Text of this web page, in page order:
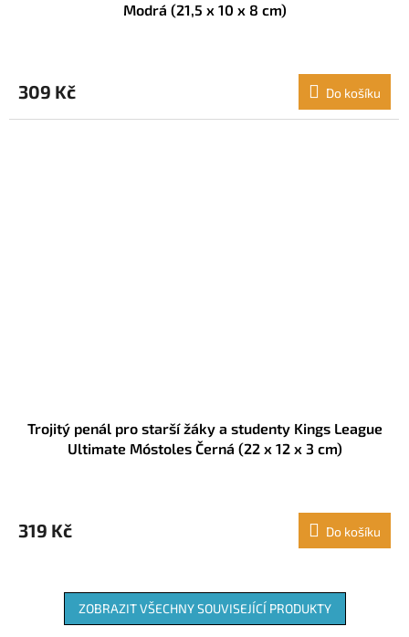
Modrá (21,5 x 10 x 8 cm)
309 Kč Do košíku
Trojitý penál pro starší žáky a studenty Kings League
Ultimate Móstoles Černá (22 x 12 x 3 cm)
319 Kč Do košíku
ZOBRAZIT VŠECHNY SOUVISEJÍCÍ PRODUKTY